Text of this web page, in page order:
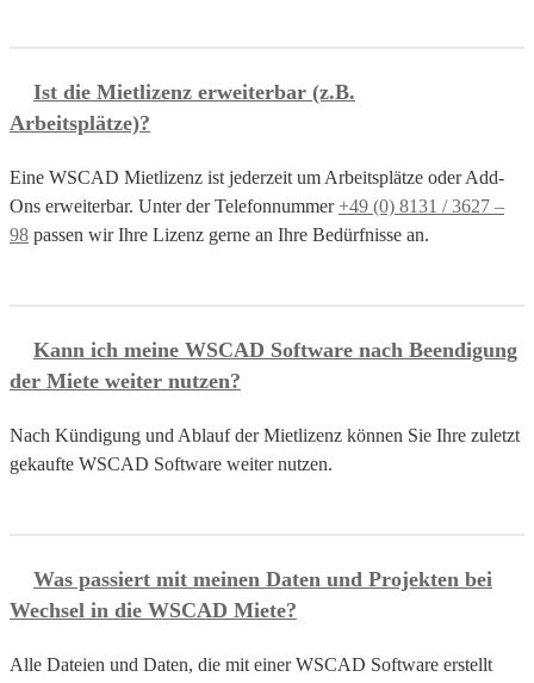
Ist die Mietlizenz erweiterbar (z.B.
Arbeitsplätze)?
Eine WSCAD Mietlizenz ist jederzeit um Arbeitsplätze oder Add-
Ons erweiterbar. Unter der Telefonnummer+49 (0) 8131 / 3627 –
98 passen wir Ihre Lizenz gerne an Ihre Bedürfnisse an.
Kann ich meine WSCAD Software nach Beendigung
der Miete weiter nutzen?
Nach Kündigung und Ablauf der Mietlizenz können Sie Ihre zuletzt
gekaufte WSCAD Software weiter nutzen.
Was passiert mit meinen Daten und Projekten bei
Wechsel in die WSCAD Miete?
Alle Dateien und Daten, die mit einer WSCAD Software erstellt